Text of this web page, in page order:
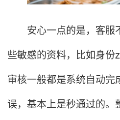
安心一点的是，客服
些敏感的资料，比如身份
审核一般都是系统自动完
误，基本上是秒通过的。